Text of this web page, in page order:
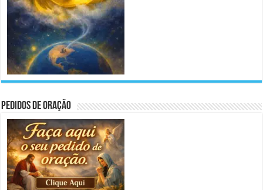
Pedidos de Oração